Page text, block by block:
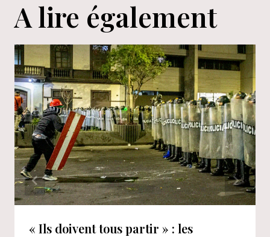
A lire également
« Ils doivent tous partir » : les